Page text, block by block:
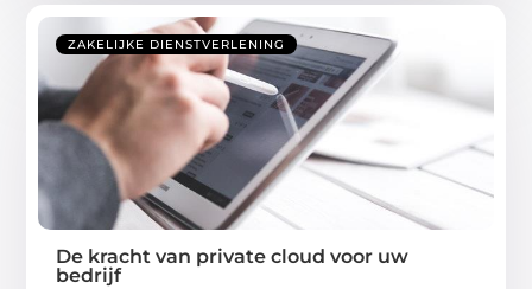
ZAKELIJKE DIENSTVERLENING
De kracht van private cloud voor uw
bedrijf